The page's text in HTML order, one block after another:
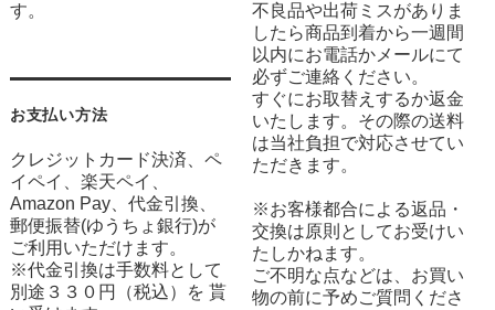
す。
お支払い方法
クレジットカード決済、ペ
イペイ、楽天ペイ、
Amazon Pay、代金引換、
郵便振替(ゆうちょ銀行)が
ご利用いただけます。
※代金引換は手数料として
別途３３０円（税込）を 貰
不良品や出荷ミスがありま
したら商品到着から一週間
以内にお電話かメールにて
必ずご連絡ください。
すぐにお取替えするか返金
いたします。その際の送料
は当社負担で対応させてい
ただきます。
※お客様都合による返品・
交換は原則としてお受けい
たしかねます。
ご不明な点などは、お買い
物の前に予めご質問くださ